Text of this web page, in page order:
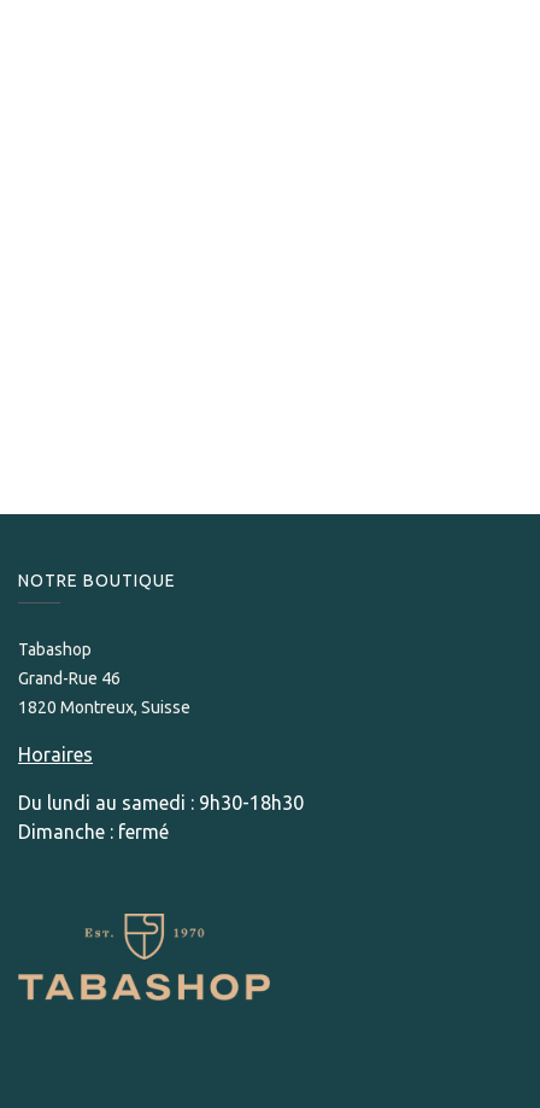
NOTRE BOUTIQUE
Tabashop
Grand-Rue 46
1820 Montreux, Suisse
Horaires
Du lundi au samedi : 9h30-18h30
Dimanche : fermé